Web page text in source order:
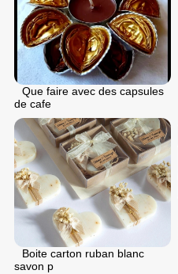
Que faire avec des capsules
de cafe
Boite carton ruban blanc
savon p